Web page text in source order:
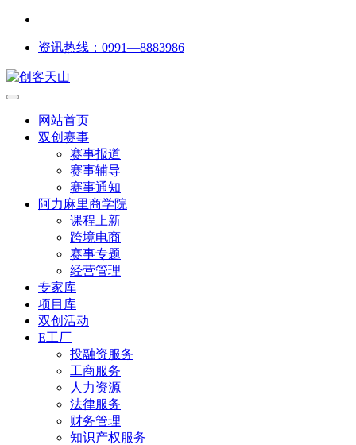
资讯热线：0991—8883986
网站首页
双创赛事
赛事报道
赛事辅导
赛事通知
阿力麻里商学院
课程上新
跨境电商
赛事专题
经营管理
专家库
项目库
双创活动
E工厂
投融资服务
工商服务
人力资源
法律服务
财务管理
知识产权服务